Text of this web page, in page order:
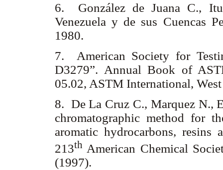
6. González de Juana C.,
Venezuela y de sus Cuencas
1980.
7. American Society for
D3279”. Annual Book of
05.02, ASTM International,
8. De La Cruz C., Marquez N.,
chromatographic method for
aromatic hydrocarbons, resins
213th American Chemical
(1997).